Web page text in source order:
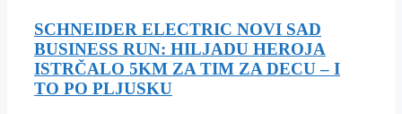
SCHNEIDER ELECTRIC NOVI SAD
BUSINESS RUN: HILJADU HEROJA
ISTRČALO 5KM ZA TIM ZA DECU – I
TO PO PLJUSKU